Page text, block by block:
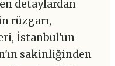
detaylardan
rüzgarı,
İstanbul'un
sakinliğinden